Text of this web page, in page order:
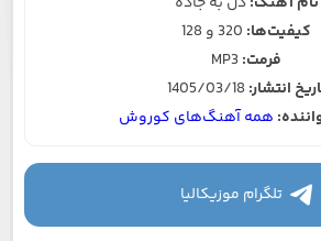
کیفیت‌ها:
فرمت:
انتشار:
همه آهنگ‌های کوروش
تلگرام موزیکالیا